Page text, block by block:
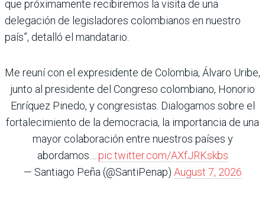
que próximamente recibiremos la visita de una
delegación de legisladores colombianos en nuestro
país”, detalló el mandatario.
Me reuní con el expresidente de Colombia, Álvaro Uribe,
junto al presidente del Congreso colombiano, Honorio
Enríquez Pinedo, y congresistas. Dialogamos sobre el
fortalecimiento de la democracia, la importancia de una
mayor colaboración entre nuestros países y
abordamos… pic.twitter.com/AXfJRKskbs
— Santiago Peña (@SantiPenap) August 7, 2026